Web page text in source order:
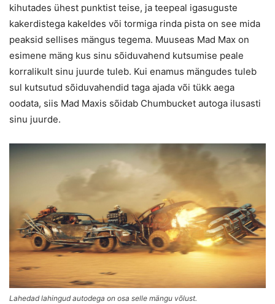
kihutades ühest punktist teise, ja teepeal igasuguste
kakerdistega kakeldes või tormiga rinda pista on see mida
peaksid sellises mängus tegema. Muuseas Mad Max on
esimene mäng kus sinu sõiduvahend kutsumise peale
korralikult sinu juurde tuleb. Kui enamus mängudes tuleb
sul kutsutud sõiduvahendid taga ajada või tükk aega
oodata, siis Mad Maxis sõidab Chumbucket autoga ilusasti
sinu juurde.
Lahedad lahingud autodega on osa selle mängu võlust.